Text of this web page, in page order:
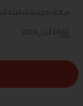
مبادرة تدريبية شاملة
14 أبريل 2024